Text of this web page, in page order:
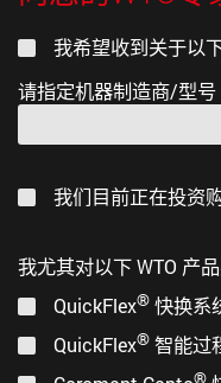
我希望收到关于以
请指定机器制造商/型号
我们目前正在投资
我尤其对以下 WTO 产
QuickFlex® 快换系
QuickFlex® 智能过
®